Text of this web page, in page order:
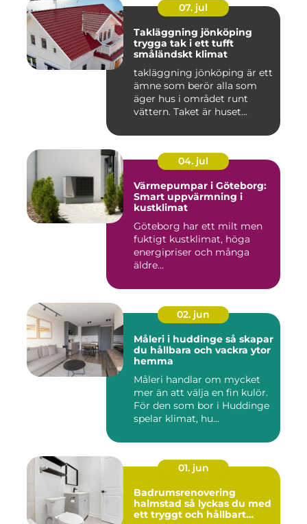
07. jul
Takläggning jönköping
trygga tak i ett tufft
småländskt klimat
takläggning jönköping är ett
ämne som berör alla som
äger hus i området runt
vättern. Taket är huset...
04. jul
Värmepumpar i Göteborg:
Smart uppvärmning i
kustklimat
Göteborg har ett milt men
fuktigt kustklimat, höga
energipriser och många
äldre...
02. jun
Måleri i huddinge så skapar
du hållbara och vackra ytor
hemma
Måleri handlar om mycket
mer än att välja en fin kulör.
För den som bor i Huddinge
spelar klimat, hu...
01. jun
Badrumsrenovering
halmstad så lyckas du med
ett tryggt och hållbart